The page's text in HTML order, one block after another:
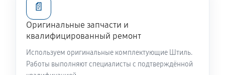
📄
Оригинальные запчасти и
квалифицированный ремонт
Используем оригинальные комплектующие Штиль.
Работы выполняют специалисты с подтверждённой